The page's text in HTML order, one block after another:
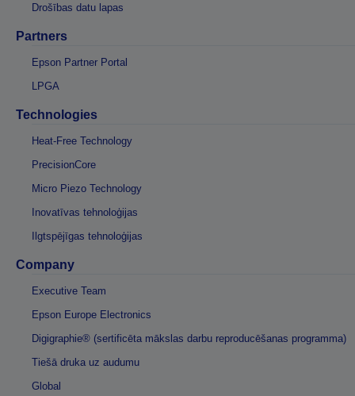
Drošības datu lapas
Partners
Epson Partner Portal
LPGA
Technologies
Heat-Free Technology
PrecisionCore
Micro Piezo Technology
Inovatīvas tehnoloģijas
Ilgtspējīgas tehnoloģijas
Company
Executive Team
Epson Europe Electronics
Digigraphie® (sertificēta mākslas darbu reproducēšanas programma)
Tiešā druka uz audumu
Global